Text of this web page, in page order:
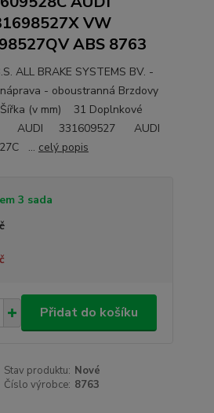
VW
ABS 8763
ALL BRAKE SYSTEMS BV. -
- oboustranná Brzdovy
(v mm) 31 Doplnkové
AUDI 331609527 AUDI
... celý popis
3 sada
Přidat do košíku
Stav produktu: Nové
Číslo výrobce: 8763